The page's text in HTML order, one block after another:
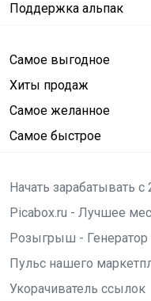
Поддержка альпак
Самое выгодное
Хиты продаж
Самое желанное
Самое быстрое
Начать зарабатывать с
Picabox.ru - Лучшее
Розыгрыш - Генератор
Пульс нашего
Укорачиватель ссылок